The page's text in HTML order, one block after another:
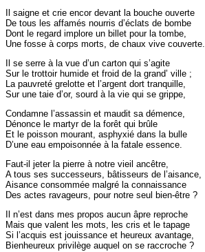
saigne et crie encor devant la bouche ouverte
De tous les affamés nourris d’éclats de bombe
Dont le regard implore un billet pour la tombe,
Une fosse à corps morts, de chaux vive couverte.
se serre à la vue d’un carton qui s’agite
Sur le trottoir humide et froid de la grand’ ville ;
La pauvreté grelotte et l’argent dort tranquille,
Sur une taie d’or, sourd à la vie qui se grippe,
Condamne l’assassin et maudit sa démence,
Dénonce le martyr de la forêt qui brûle
Et le poisson mourant, asphyxié dans la bulle
D’une eau empoisonnée à la fatale essence.
Faut-il jeter la pierre à notre vieil ancêtre,
A tous ses successeurs, bâtisseurs de l’aisance,
Aisance consommée malgré la connaissance
Des actes ravageurs, pour notre seul bien-être ?
n’est dans mes propos aucun âpre reproche
Mais que valent les mots, les cris et le tapage
Si l’acquis est jouissance et heureux avantage,
Bienheureux privilège auquel on se raccroche ?